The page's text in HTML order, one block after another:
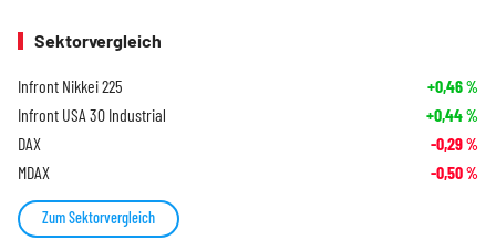
Sektorvergleich
Infront Nikkei 225 +0,46%
Infront USA 30 Industrial +0,44%
DAX -0,29%
MDAX -0,50%
Zum Sektorvergleich